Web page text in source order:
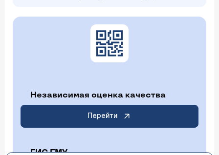
Независимая оценка качества
Перейти
ГИС ГМУ